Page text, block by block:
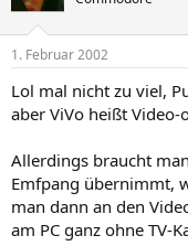
1. Februar 2002
Lol mal nicht zu viel,
aber ViVo heißt Video-
Allerdings braucht
Emfpang übernimmt,
man dann an den
am PC ganz ohne TV-